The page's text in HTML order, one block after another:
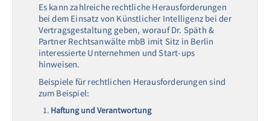
Es kann zahlreiche rechtliche Herausforderungen
bei dem Einsatz von Künstlicher Intelligenz bei der
Vertragsgestaltung geben, worauf Dr. Späth &
Partner Rechtsanwälte mbB imit Sitz in Berlin
interessierte Unternehmen und Start-ups
hinweisen.
Beispiele für rechtlichen Herausforderungen sind
zum Beispiel:
Haftung und Verantwortung